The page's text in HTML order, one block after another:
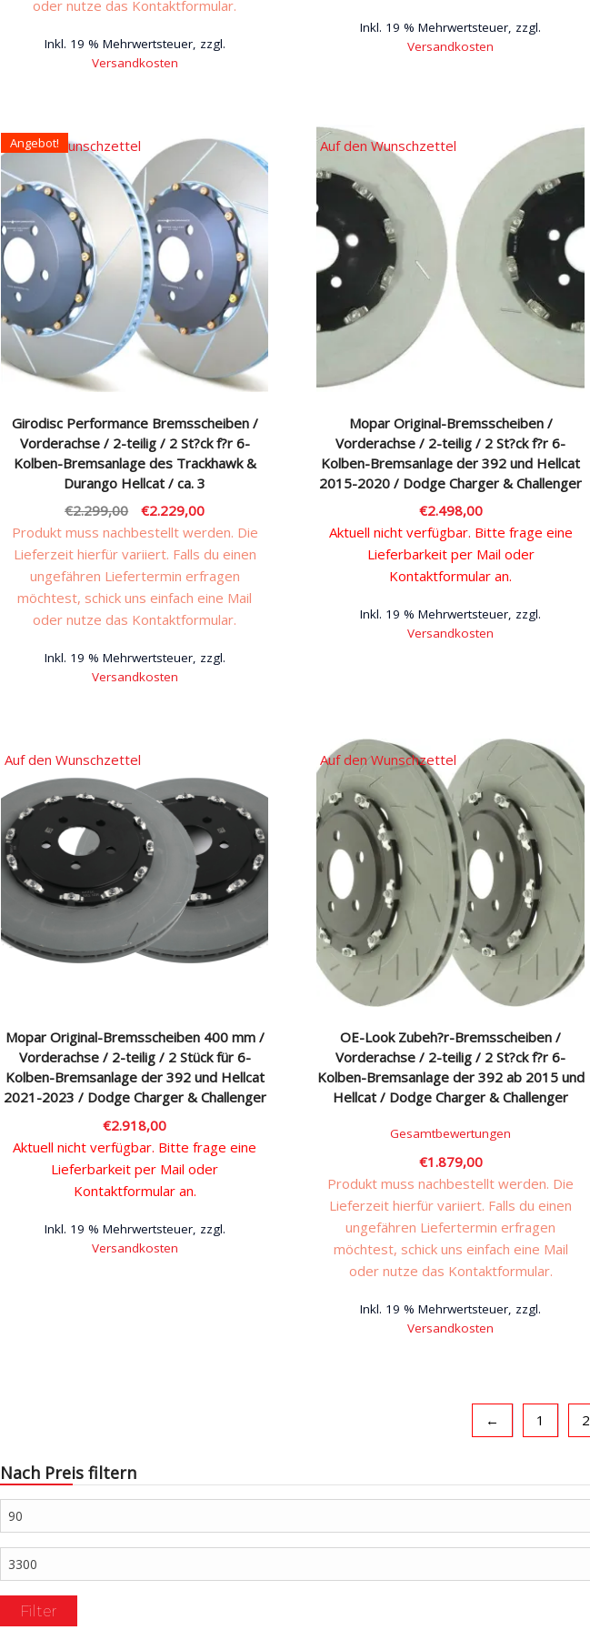
oder nutze das Kontaktformular.
Inkl. 19 % Mehrwertsteuer, zzgl.
Versandkosten
Inkl. 19 % Mehrwertsteuer, zzgl.
Versandkosten
Angebot!
Girodisc Performance Bremsscheiben /
Vorderachse / 2-teilig / 2 St?ck f?r 6-
Kolben-Bremsanlage des Trackhawk &
Durango Hellcat / ca. 3
€2.299,00
Ursprünglicher
Preis
war:
€2.299,00
€2.229,00Aktueller
Preis
ist:
€2.229,00.
Produkt muss nachbestellt werden. Die
Lieferzeit hierfür variiert. Falls du einen
ungefähren Liefertermin erfragen
möchtest, schick uns einfach eine Mail
oder nutze das Kontaktformular.
Inkl. 19 % Mehrwertsteuer, zzgl.
Versandkosten
Auf den Wunschzettel
Mopar Original-Bremsscheiben /
Vorderachse / 2-teilig / 2 St?ck f?r 6-
Kolben-Bremsanlage der 392 und Hellcat
2015-2020 / Dodge Charger & Challenger
€2.498,00
Aktuell nicht verfügbar. Bitte frage eine
Lieferbarkeit per Mail oder
Kontaktformular an.
Inkl. 19 % Mehrwertsteuer, zzgl.
Versandkosten
Auf den Wunschzettel
Mopar Original-Bremsscheiben 400 mm /
Vorderachse / 2-teilig / 2 Stück für 6-
Kolben-Bremsanlage der 392 und Hellcat
2021-2023 / Dodge Charger & Challenger
€2.918,00
Aktuell nicht verfügbar. Bitte frage eine
Lieferbarkeit per Mail oder
Kontaktformular an.
Inkl. 19 % Mehrwertsteuer, zzgl.
Versandkosten
Auf den Wunschzettel
OE-Look Zubeh?r-Bremsscheiben /
Vorderachse / 2-teilig / 2 St?ck f?r 6-
Kolben-Bremsanlage der 392 ab 2015 und
Hellcat / Dodge Charger & Challenger
Gesamtbewertungen
€1.879,00
Produkt muss nachbestellt werden. Die
Lieferzeit hierfür variiert. Falls du einen
ungefähren Liefertermin erfragen
möchtest, schick uns einfach eine Mail
oder nutze das Kontaktformular.
Inkl. 19 % Mehrwertsteuer, zzgl.
Versandkosten
Auf den Wunschzettel
← 1 2
Nach Preis filtern
Preis
Preis
Filter